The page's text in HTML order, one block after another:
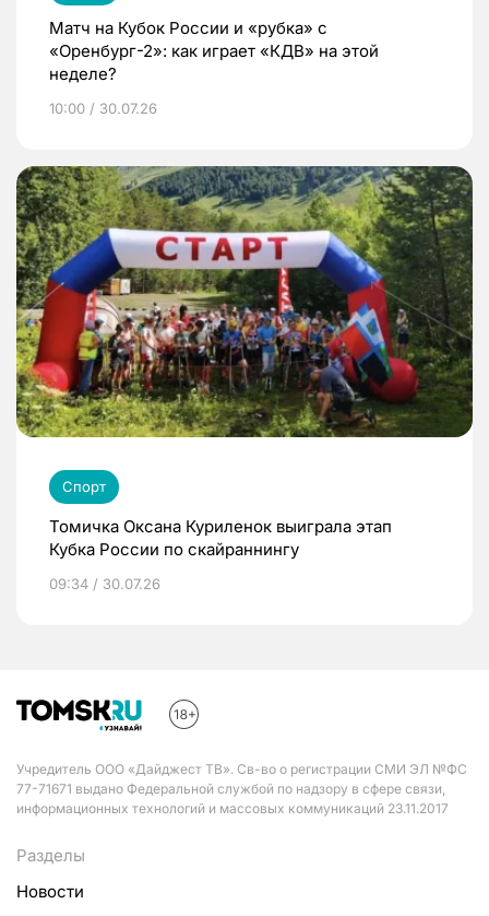
Матч на Кубок России и «рубка» с
«Оренбург-2»: как играет «КДВ» на этой
неделе?
10:00 / 30.07.26
Спорт
Томичка Оксана Куриленок выиграла этап
Кубка России по скайраннингу
09:34 / 30.07.26
Учредитель ООО «Дайджест ТВ». Св-во о регистрации СМИ ЭЛ №ФС
77-71671 выдано Федеральной службой по надзору в сфере связи,
информационных технологий и массовых коммуникаций 23.11.2017
Разделы
Новости